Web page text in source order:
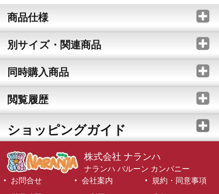
商品仕様
別サイズ・関連商品
同時購入商品
閲覧履歴
ショッピングガイド
株式会社 ナランハ
ナランハ バルーン カンパニー
お問合せ
会社案内
規約・同意事項